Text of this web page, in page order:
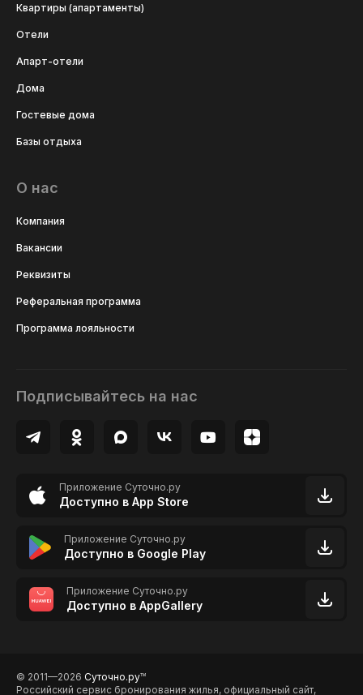
Квартиры (апартаменты)
Отели
Апарт-отели
Дома
Гостевые дома
Базы отдыха
О нас
Компания
Вакансии
Реквизиты
Реферальная программа
Программа лояльности
Подписывайтесь на нас
Приложение Суточно.ру
Доступно в App Store
Приложение Суточно.ру
Доступно в Google Play
Приложение Суточно.ру
Доступно в AppGallery
© 2011—2026 Суточно.руTM
Российский сервис бронирования жилья, официальный сайт,